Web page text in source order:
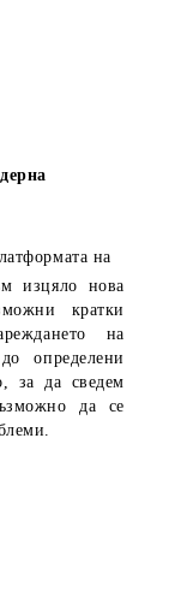
на
изцяло нова
кратки
на
определени
за да сведем
да се